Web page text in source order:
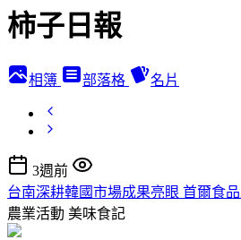
柿子日報
相簿 部落格 名片
3週前
台南深耕韓國市場成果亮眼 首爾食
農業活動 美味食記